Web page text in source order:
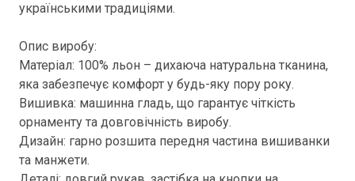
українськими традиціями.
Опис виробу:
Матеріал: 100% льон – дихаюча натуральна тканина,
яка забезпечує комфорт у будь-яку пору року.
Вишивка: машинна гладь, що гарантує чіткість
орнаменту та довговічність виробу.
Дизайн: гарно розшита передня частина вишиванки
та манжети.